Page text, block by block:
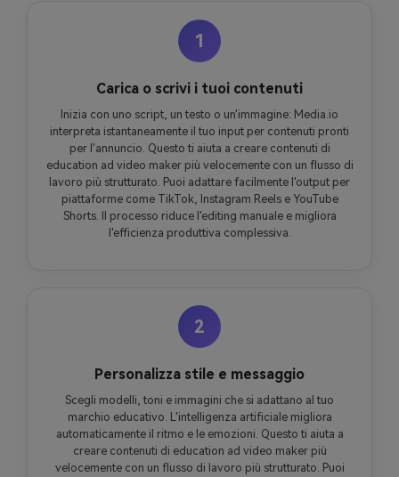
1
Carica o scrivi i tuoi contenuti
Inizia con uno script, un testo o un'immagine: Media.io
interpreta istantaneamente il tuo input per contenuti pronti
per l'annuncio. Questo ti aiuta a creare contenuti di
education ad video maker più velocemente con un flusso di
lavoro più strutturato. Puoi adattare facilmente l'output per
piattaforme come TikTok, Instagram Reels e YouTube
Shorts. Il processo riduce l'editing manuale e migliora
l'efficienza produttiva complessiva.
2
Personalizza stile e messaggio
Scegli modelli, toni e immagini che si adattano al tuo
marchio educativo. L'intelligenza artificiale migliora
automaticamente il ritmo e le emozioni. Questo ti aiuta a
creare contenuti di education ad video maker più
velocemente con un flusso di lavoro più strutturato. Puoi